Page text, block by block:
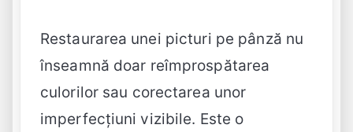
Restaurarea unei picturi pe pânză nu
înseamnă doar reîmprospătarea
culorilor sau corectarea unor
imperfecțiuni vizibile. Este o